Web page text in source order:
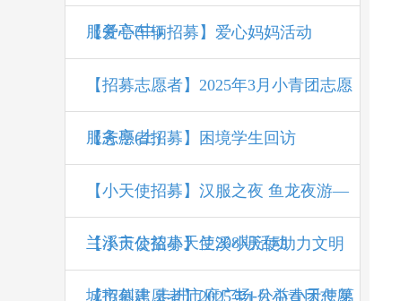
服务亭(中)
【爱心车辆招募】爱心妈妈活动
【招募志愿者】2025年3月小青团志愿
服务亭(上)
【志愿者招募】困境学生回访
【小天使招募】汉服之夜 鱼龙夜游—
兰溪市公益小天使208期活动
【小天使招募】兰溪小天使助力文明
城市创建 走进市府广场-公益小天使第
【招募志愿者】2025年1月小青团志愿